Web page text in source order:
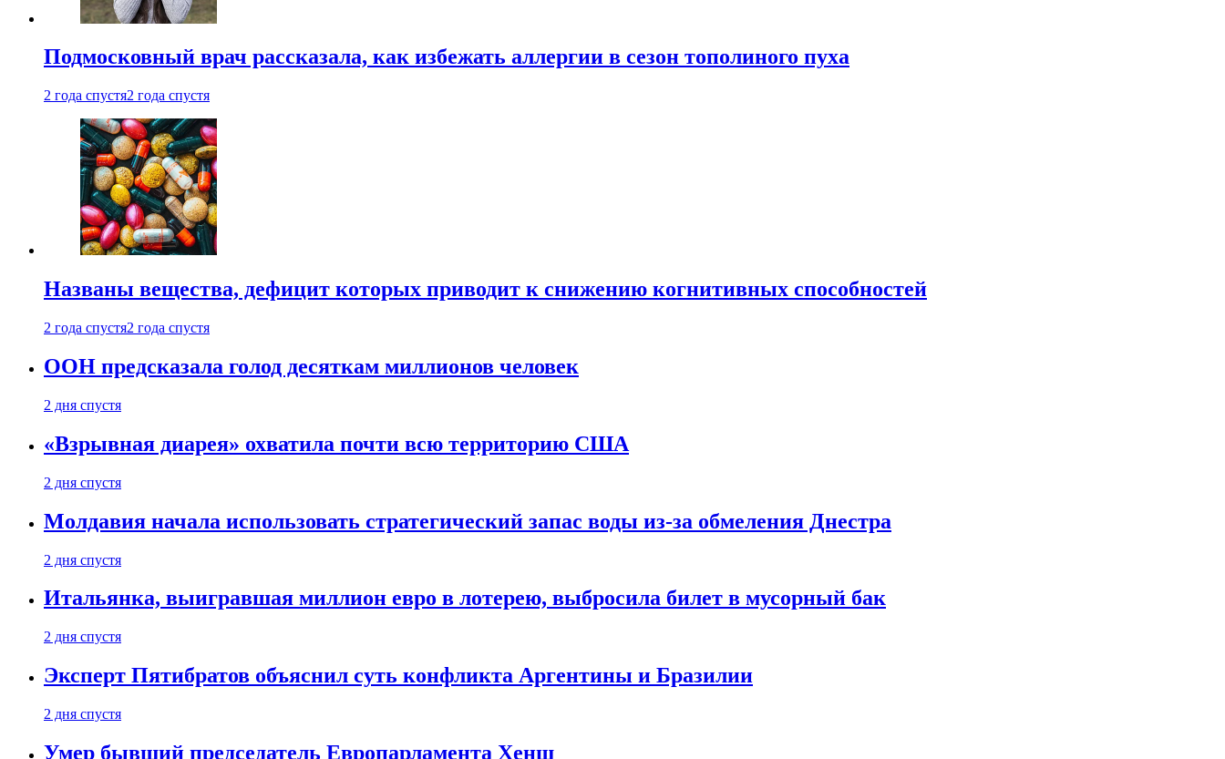
Подмосковный врач рассказала, как избежать аллергии в сезон тополиного пуха
2 года спустя2 года спустя
Названы вещества, дефицит которых приводит к снижению когнитивных способностей
2 года спустя2 года спустя
ООН предсказала голод десяткам миллионов человек
2 дня спустя
«Взрывная диарея» охватила почти всю территорию США
2 дня спустя
Молдавия начала использовать стратегический запас воды из-за обмеления Днестра
2 дня спустя
Итальянка, выигравшая миллион евро в лотерею, выбросила билет в мусорный бак
2 дня спустя
Эксперт Пятибратов объяснил суть конфликта Аргентины и Бразилии
2 дня спустя
Умер бывший председатель Европарламента Хенш